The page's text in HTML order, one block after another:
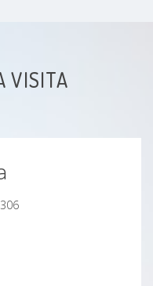
VISITA